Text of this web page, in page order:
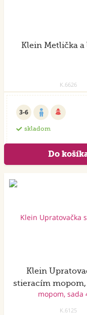
Klein Metlička a
K.6626
3-6
skladom
Klein
stieracím mopom,
K.6125